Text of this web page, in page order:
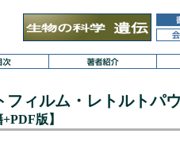
フィルム・レトルトパ
+PDF版】